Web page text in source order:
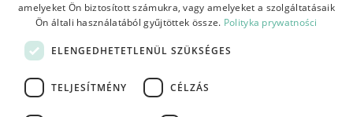
Payments
Contact
CZECH
amelyeket Ön biztosított számukra, vagy amelyeket a szolgáltatásaik
Ön általi használatából gyűjtöttek össze. Polityka prywatności
ELENGEDHETETLENÜL SZÜKSÉGES
TELJESÍTMÉNY CÉLZÁS